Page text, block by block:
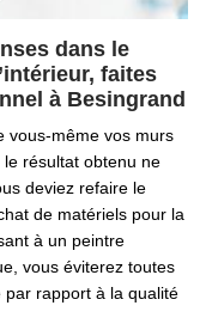
dans le
faites
à Besingrand
vous-même vos murs
résultat obtenu ne
deviez refaire le
de matériels pour la
à un peintre
vous éviterez toutes
rapport à la qualité